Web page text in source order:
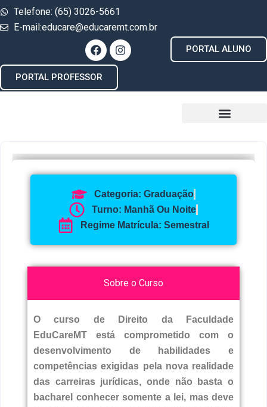
Telefone: (65) 3026-5661
E-mail:educare@educaremt.com.br
PORTAL ALUNO
PORTAL PROFESSOR
Categoria: Graduação
Turno: Manhã Ou Noite
Regime Matrícula: Semestral
Sobre o Curso
O curso de Direito da Faculdade
EduCareMT está comprometido com o
desenvolvimento de habilidades e
competências exigidas pela nova realidade
das carreiras jurídicas, onde não basta o
bacharel conhecer somente a lei, mas deve